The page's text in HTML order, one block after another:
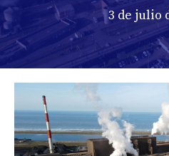
3 de julio